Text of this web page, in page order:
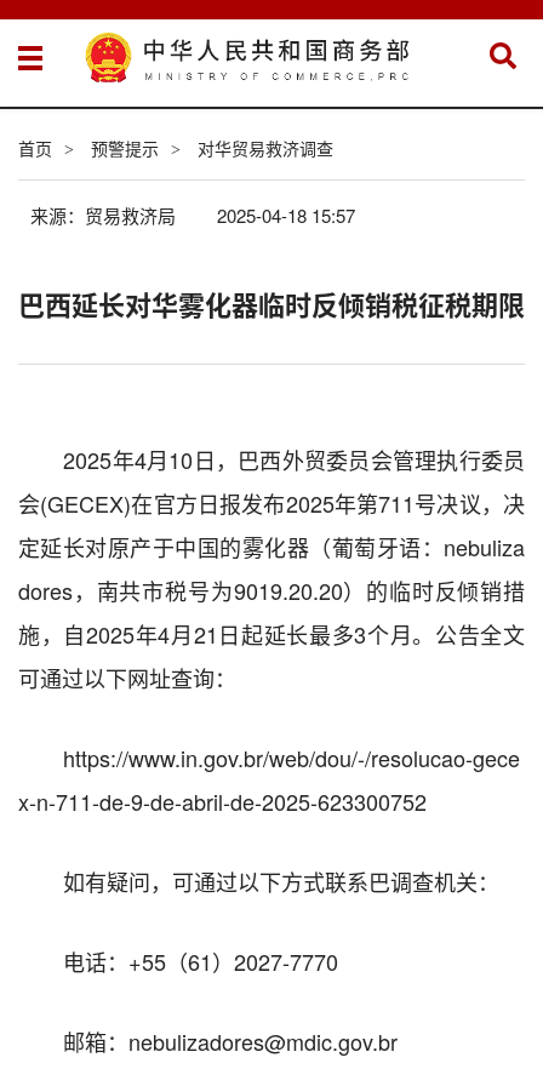
首页 > 预警提示 > 对华贸易救济调查
来源：贸易救济局 2025-04-18 15:57
巴西延长对华雾化器临时反倾销税征税期限
2025年4月10日，巴西外贸委员会管理执行委员
会(GECEX)在官方日报发布2025年第711号决议，决
定延长对原产于中国的雾化器（葡萄牙语： nebuliza
dores，南共市税号为9019.20.20）的临时反倾销措
施，自2025年4月21 日起延长最多3个月。公告全文
可通过以下网址查询：
https://www.in.gov.br/web/dou/-/resolucao-gece
x-n-711-de-9-de-abril-de-2025-623300752
如有疑问，可通过以下方式联系巴调查机关：
电话： +55 （61）2027-7770
邮箱： nebulizadores@mdic.gov.br